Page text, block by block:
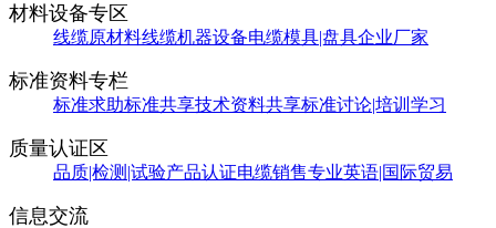
材料设备专区
线缆原材料线缆机器设备电缆模具|盘具企业厂家
标准资料专栏
标准求助标准共享技术资料共享标准讨论|培训学习
质量认证区
品质|检测|试验产品认证电缆销售专业英语|国际贸易
信息交流